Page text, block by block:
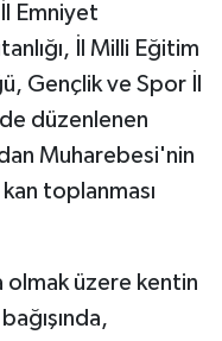
Emniyet
İl Milli Eğitim
Gençlik ve Spor İl
düzenlenen
Muharebesi'nin
toplanması
olmak üzere kentin